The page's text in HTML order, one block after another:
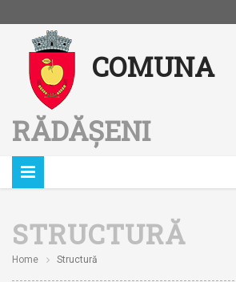
Notă:
website
include
un
sistem
de
accesibilitate.
COMUNA
RĂDĂȘENI
STRUCTURĂ
Home Structură